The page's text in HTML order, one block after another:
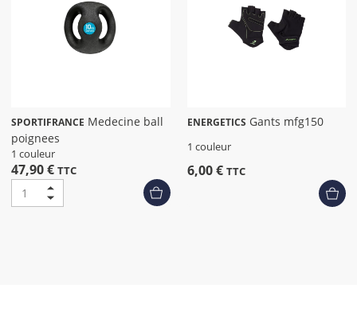
SPORTIFRANCE
poignees
1 couleur
47,90 € TTC
ENERGETICS Gants mfg150
1 couleur
6,00 € TTC